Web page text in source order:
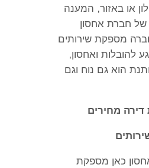
או באזור, המענה
של חברת אחסון
מספקת שירותים
להובלות ואחסון,
הוא גם נוח וגם
כאן מספקת